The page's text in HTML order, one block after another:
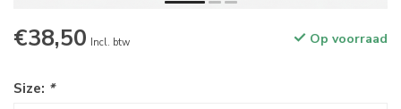
€38,50 Incl. btw Op voorraad
Size: *